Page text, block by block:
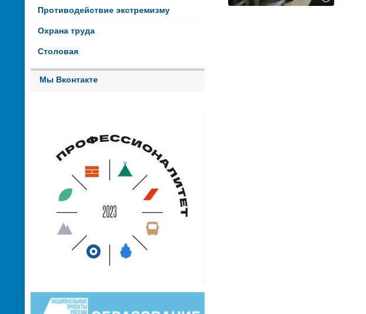
Противодействие экстремизму
Охрана труда
Столовая
Мы Вконтакте